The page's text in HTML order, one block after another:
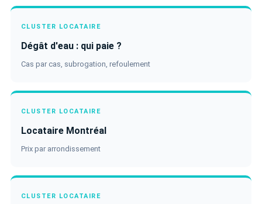
CLUSTER LOCATAIRE
Dégât d'eau : qui paie ?
Cas par cas, subrogation, refoulement
CLUSTER LOCATAIRE
Locataire Montréal
Prix par arrondissement
CLUSTER LOCATAIRE